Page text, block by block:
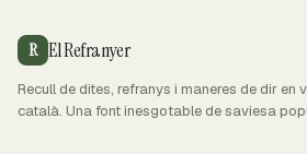
R El Refranyer
Recull de dites, refranys i maneres de dir en
català. Una font inesgotable de saviesa